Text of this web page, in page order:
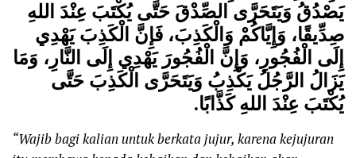
يَصْدُقُ وَيَتَحَرَّى الصِّدْقَ حَتَّى يُكْتَبَ عِنْدَ اللهِ
صِدِّيقًا، وَإِيَّاكُمْ وَالْكَذِبَ، فَإِنَّ الْكَذِبَ يَهْدِي
إِلَى الْفُجُورِ، وَإِنَّ الْفُجُورَ يَهْدِي إِلَى النَّارِ، وَمَا
يَزَالُ الرَّجُلُ يَكْذِبُ وَيَتَحَرَّى الْكَذِبَ حَتَّى
يُكْتَبَ عِنْدَ اللهِ كَذَّابًا.
“Wajib bagi kalian untuk berkata jujur, karena kejujuran